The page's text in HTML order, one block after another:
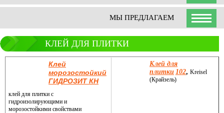
МЫ ПРЕДЛАГАЕМ
КЛЕЙ ДЛЯ ПЛИТКИ
Клей
морозостойкий
ГИДРОЗИТ КН
клей для плитки с
гидроизолирующими и
морозостойкими свойствами
Клей для
плитки 102, Kreisel
(Крайзель)